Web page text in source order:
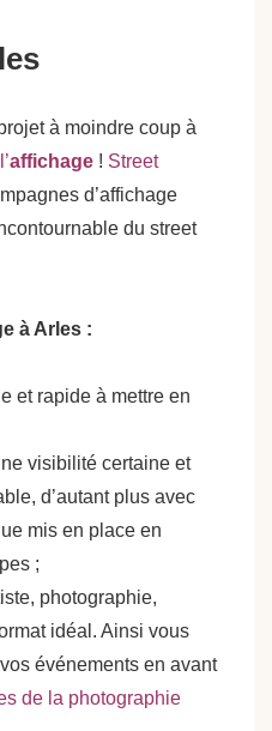
à moindre coup à
l’affichage ! Street
d’affichage
du street
à Arles :
et rapide à mettre en
visibilité certaine et
d’autant plus avec
mis en place en
;
photographie,
idéal. Ainsi vous
événements en avant
de la photographie